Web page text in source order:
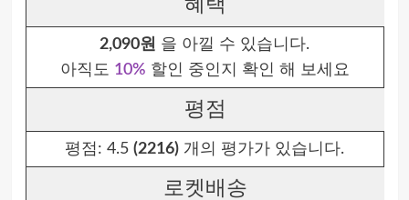
혜택
2,090원 을 아낄 수 있습니다.
아직도 10% 할인 중인지 확인 해 보세요
평점
평점: 4.5 (2216) 개의 평가가 있습니다.
로켓배송